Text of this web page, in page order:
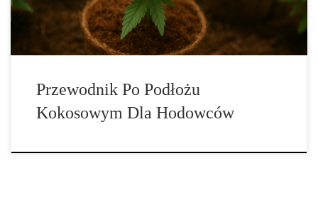
wełny mineralnej i […]
Przewodnik Po Podłożu
Kokosowym Dla Hodowców